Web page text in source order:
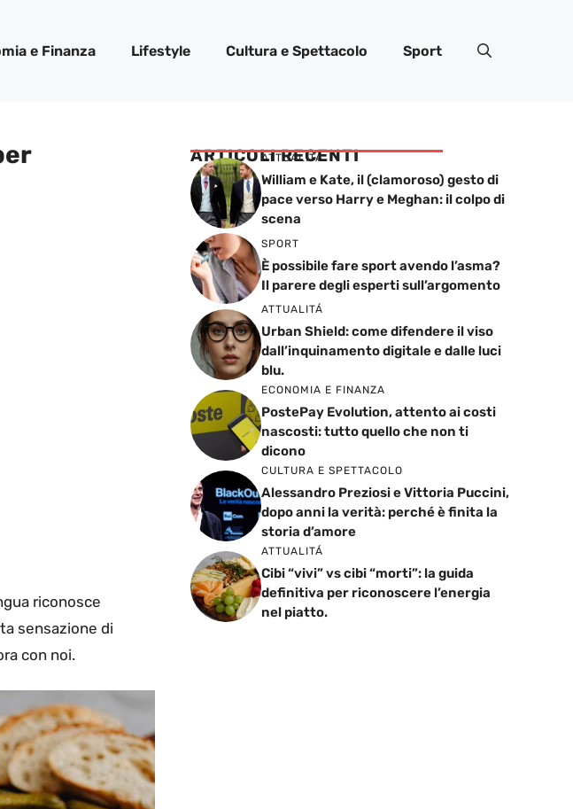
e Finanza Lifestyle Cultura e Spettacolo Sport
riconosce
sensazione di
con noi.
ARTICOLI RECENTI
ATTUALITÁ
William e Kate, il (clamoroso) gesto di
pace verso Harry e Meghan: il colpo di
scena
SPORT
È possibile fare sport avendo l’asma?
Il parere degli esperti sull’argomento
ATTUALITÁ
Urban Shield: come difendere il viso
dall’inquinamento digitale e dalle luci
blu.
ECONOMIA E FINANZA
PostePay Evolution, attento ai costi
nascosti: tutto quello che non ti
dicono
CULTURA E SPETTACOLO
Alessandro Preziosi e Vittoria Puccini,
dopo anni la verità: perché è finita la
storia d’amore
ATTUALITÁ
Cibi “vivi” vs cibi “morti”: la guida
definitiva per riconoscere l’energia
nel piatto.